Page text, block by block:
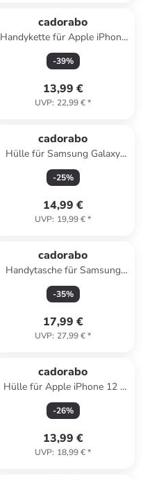
cadorabo
Handykette für Apple iPhone
13 MINI Hülle in LIQUID
SCHWARZ
-39%
13,99 €
UVP: 22,99 €*
cadorabo
Hülle für Samsung Galaxy
S25 Ultra Blumen Design in
Floral Blau
-25%
14,99 €
UVP: 19,99 €*
cadorabo
Handytasche für Samsung
Galaxy J7 2017 Hülle
Umhängetasche in Pink
-35%
17,99 €
UVP: 27,99 €*
cadorabo
Hülle für Apple iPhone 12 /
12 PRO Glitzer Schutzhülle in
Schwarz
-26%
13,99 €
UVP: 18,99 €*